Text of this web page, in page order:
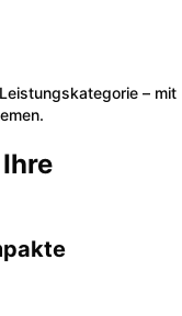
– mit